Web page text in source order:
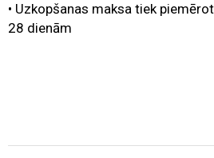
• Uzkopšanas maksa tiek
28 dienām